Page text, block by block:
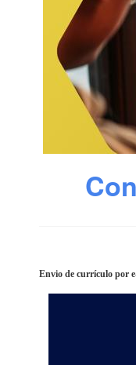
Envio de currículo por